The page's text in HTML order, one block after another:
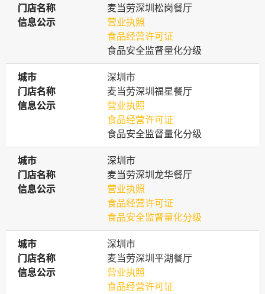
门店名称
门店名称
麦当劳深圳松岗餐厅
信息公示
信息公示
营业执照
食品经营许可证
食品安全监督量化分级
城市
城市
深圳市
门店名称
门店名称
麦当劳深圳福星餐厅
信息公示
信息公示
营业执照
食品经营许可证
食品安全监督量化分级
城市
城市
深圳市
门店名称
门店名称
麦当劳深圳龙华餐厅
信息公示
信息公示
营业执照
食品经营许可证
食品安全监督量化分级
城市
城市
深圳市
门店名称
门店名称
麦当劳深圳平湖餐厅
信息公示
信息公示
营业执照
食品经营许可证